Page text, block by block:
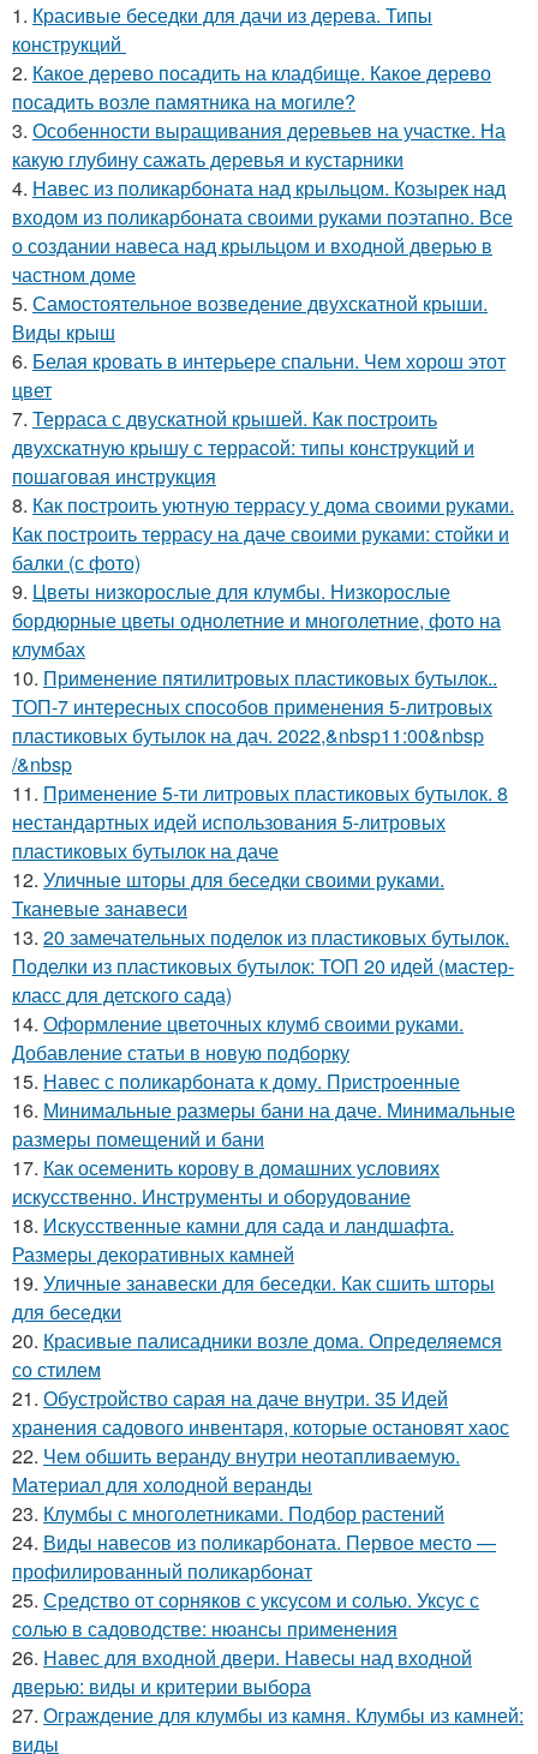
1. Красивые беседки для дачи из дерева. Типы
конструкций
2. Какое дерево посадить на кладбище. Какое дерево
посадить возле памятника на могиле?
3. Особенности выращивания деревьев на участке. На
какую глубину сажать деревья и кустарники
4. Навес из поликарбоната над крыльцом. Козырек над
входом из поликарбоната своими руками поэтапно. Все
о создании навеса над крыльцом и входной дверью в
частном доме
5. Самостоятельное возведение двухскатной крыши.
Виды крыш
6. Белая кровать в интерьере спальни. Чем хорош этот
цвет
7. Терраса с двускатной крышей. Как построить
двухскатную крышу с террасой: типы конструкций и
пошаговая инструкция
8. Как построить уютную террасу у дома своими руками.
Как построить террасу на даче своими руками: стойки и
балки (с фото)
9. Цветы низкорослые для клумбы. Низкорослые
бордюрные цветы однолетние и многолетние, фото на
клумбах
10. Применение пятилитровых пластиковых бутылок..
ТОП-7 интересных способов применения 5-литровых
пластиковых бутылок на дач. 2022,&nbsp11:00&nbsp
/&nbsp
11. Применение 5-ти литровых пластиковых бутылок. 8
нестандартных идей использования 5-литровых
пластиковых бутылок на даче
12. Уличные шторы для беседки своими руками.
Тканевые занавеси
13. 20 замечательных поделок из пластиковых бутылок.
Поделки из пластиковых бутылок: ТОП 20 идей (мастер-
класс для детского сада)
14. Оформление цветочных клумб своими руками.
Добавление статьи в новую подборку
15. Навес с поликарбоната к дому. Пристроенные
16. Минимальные размеры бани на даче. Минимальные
размеры помещений и бани
17. Как осеменить корову в домашних условиях
искусственно. Инструменты и оборудование
18. Искусственные камни для сада и ландшафта.
Размеры декоративных камней
19. Уличные занавески для беседки. Как сшить шторы
для беседки
20. Красивые палисадники возле дома. Определяемся
со стилем
21. Обустройство сарая на даче внутри. 35 Идей
хранения садового инвентаря, которые остановят хаос
22. Чем обшить веранду внутри неотапливаемую.
Материал для холодной веранды
23. Клумбы с многолетниками. Подбор растений
24. Виды навесов из поликарбоната. Первое место —
профилированный поликарбонат
25. Средство от сорняков с уксусом и солью. Уксус с
солью в садоводстве: нюансы применения
26. Навес для входной двери. Навесы над входной
дверью: виды и критерии выбора
27. Ограждение для клумбы из камня. Клумбы из камней:
виды